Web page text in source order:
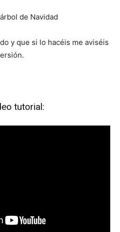
y que si lo hacéis me aviséis
tutorial: